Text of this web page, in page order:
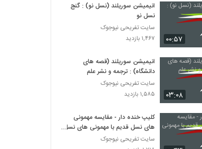
۰۰:۵۷
انیمیشن سوریلند (نسل نو) : گنج
نسل نو
سایت تفریحی نیوجوک
۱,۴۶۷ بازدید
۰۳:۰۸
انیمیشن سوریلند (قصه های
دانشگاه) : ترجمه و نشر علم
سایت تفریحی نیوجوک
۱,۵۸۵ بازدید
کلیپ خنده دار - مقایسه مهمونی
های نسل قدیم با مهمونی های نسل
نو
سایت تفریحی نیوجوک